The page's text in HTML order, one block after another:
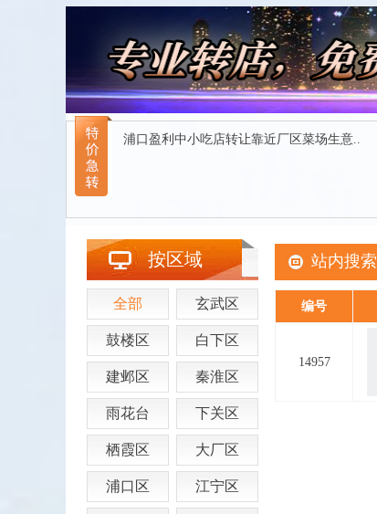
浦口盈利中小吃店转让靠近厂区菜场生意..
按区域
全部 玄武区
鼓楼区 白下区
建邺区 秦淮区
雨花台 下关区
栖霞区 大厂区
浦口区 江宁区
站内搜索
编号
14957